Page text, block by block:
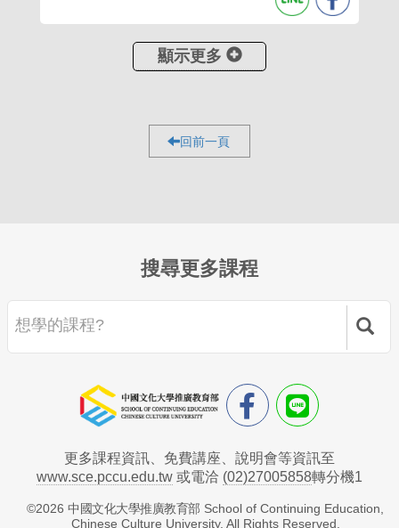
顯示更多
回前一頁
搜尋更多課程
更多課程資訊、免費講座、說明會等資訊至
www.sce.pccu.edu.tw或電洽 (02)27005858轉分機1
©2026 中國文化大學推廣教育部 School of Continuing Education,
Chinese Culture University. All Rights Reserved.